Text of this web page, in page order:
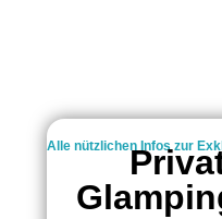
Alle nützlichen Infos zur